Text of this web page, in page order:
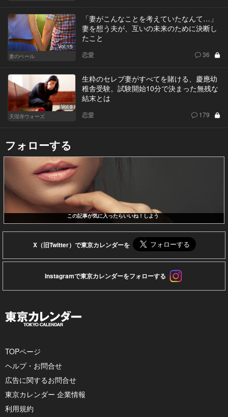
Vol.15
妻のベール
「妻がこんなことを考えていたなんて…」
妻を想う夫が、互いの未来のために決断し
たこと
恋愛 36
Vol.9
天現寺ウォーズ
生粋のセレブ妻がすべてを賭ける、慶應幼
稚舎受験。試験開始10分で決まった無残な
結末とは
恋愛 179
フォローする
この記事が気に入ったらいいね！しよう
X（旧Twitter）で東京カレンダーを
Instagramで東京カレンダーをフォローする
TOPページ
ヘルプ・お問合せ
広告に関するお問合せ
東京カレンダー 企業情報
利用規約